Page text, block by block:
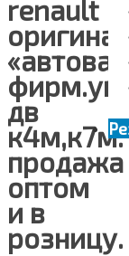
renault
дв
к4м,к7м.
продажа
оптом
и в
розницу.